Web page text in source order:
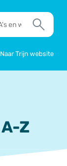
Zoek
Naar Trijn website
Z